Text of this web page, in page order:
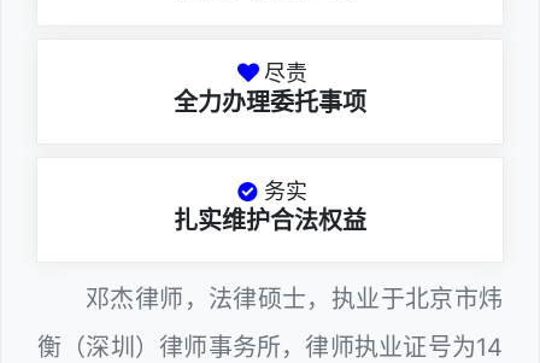
尽责
全力办理委托事项
务实
扎实维护合法权益
邓杰律师，法律硕士，执业于北京市炜
衡（深圳）律师事务所，律师执业证号为14